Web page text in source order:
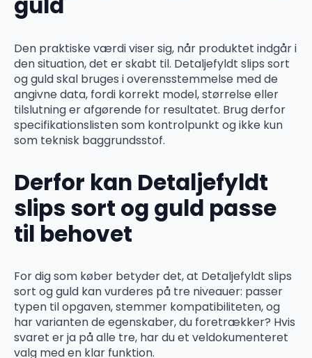
Den praktiske værdi viser sig, når produktet indgår i
den situation, det er skabt til. Detaljefyldt slips sort
og guld skal bruges i overensstemmelse med de
angivne data, fordi korrekt model, størrelse eller
tilslutning er afgørende for resultatet. Brug derfor
specifikationslisten som kontrolpunkt og ikke kun
som teknisk baggrundsstof.
Derfor kan Detaljefyldt
slips sort og guld passe
til behovet
For dig som køber betyder det, at Detaljefyldt slips
sort og guld kan vurderes på tre niveauer: passer
typen til opgaven, stemmer kompatibiliteten, og
har varianten de egenskaber, du foretrækker? Hvis
svaret er ja på alle tre, har du et veldokumenteret
valg med en klar funktion.